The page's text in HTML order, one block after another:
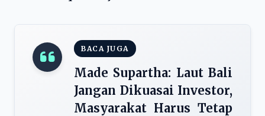
BACA JUGA
Made Supartha: Laut Bali
Jangan Dikuasai Investor,
Masyarakat Harus Tetap